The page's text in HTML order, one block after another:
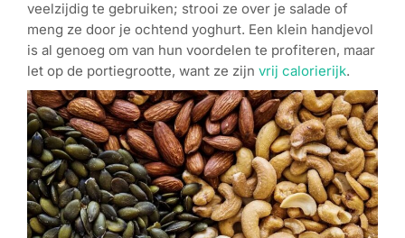
veelzijdig te gebruiken; strooi ze over je salade of
meng ze door je ochtend yoghurt. Een klein handjevol
is al genoeg om van hun voordelen te profiteren, maar
let op de portiegrootte, want ze zijn vrij calorierijk.